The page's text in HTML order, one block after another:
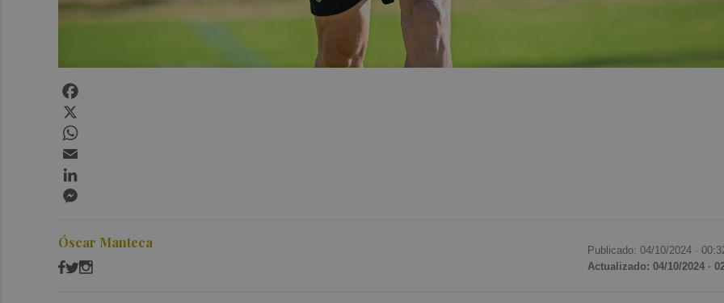
Óscar Manteca Publicado: 04/10/2024 ·
Actualizado: 04/10/2024 ·